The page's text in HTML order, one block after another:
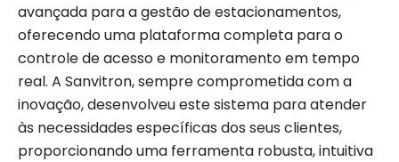
avançada para a gestão de estacionamentos,
oferecendo uma plataforma completa para o
controle de acesso e monitoramento em tempo
real. A Sanvitron, sempre comprometida com a
inovação, desenvolveu este sistema para atender
às necessidades específicas dos seus clientes,
proporcionando uma ferramenta robusta, intuitiva